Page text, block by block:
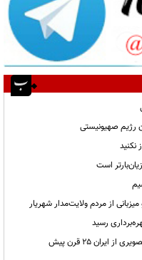
رژیم صهیونیستی
نکنید
است